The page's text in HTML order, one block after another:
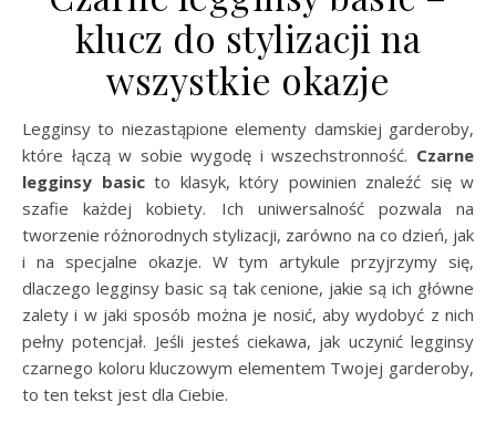
klucz do stylizacji na
wszystkie okazje
Legginsy to niezastąpione elementy damskiej garderoby,
które łączą w sobie wygodę i wszechstronność. Czarne
legginsy basicto klasyk, który powinien znaleźć się w
szafie każdej kobiety. Ich uniwersalność pozwala na
tworzenie różnorodnych stylizacji, zarówno na co dzień, jak
i na specjalne okazje. W tym artykule przyjrzymy się,
dlaczego legginsy basic są tak cenione, jakie są ich główne
zalety i w jaki sposób można je nosić, aby wydobyć z nich
pełny potencjał. Jeśli jesteś ciekawa, jak uczynić legginsy
czarnego koloru kluczowym elementem Twojej garderoby,
to ten tekst jest dla Ciebie.